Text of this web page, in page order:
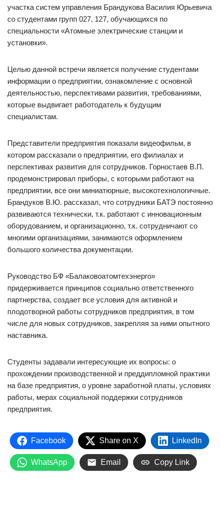
участка систем управления Брандукова Василия Юрьевича
со студентами групп 027, 127, обучающихся по
специальности «Атомные электрические станции и
установки».
Целью данной встречи является получение студентами
информации о предприятии, ознакомление с основной
деятельностью, перспективами развития, требованиями,
которые выдвигает работодатель к будущим
специалистам.
Представители предприятия показали видеофильм, в
котором рассказали о предприятии, его филиалах и
перспективах развития для сотрудников. Горностаев В.П.
продемонстрировал приборы, с которыми работают на
предприятии, все они миниатюрные, высокотехнологичные.
Брандуков В.Ю. рассказал, что сотрудники БАТЭ постоянно
развиваются технически, т.к. работают с инновационным
оборудованием, и организационно, т.к. сотрудничают со
многими организациями, занимаются оформлением
большого количества документации.
Руководство БФ «Балаковоатомтехэнерго»
придерживается принципов социально ответственного
партнерства, создает все условия для активной и
плодотворной работы сотрудников предприятия, в том
числе для новых сотрудников, закрепляя за ними опытного
наставника.
Студенты задавали интересующие их вопросы: о
прохождении производственной и преддипломной практики
на базе предприятия, о уровне заработной платы, условиях
работы, мерах социальной поддержки сотрудников
предприятия.
Facebook Share on X LinkedIn
WhatsApp Email Copy Link